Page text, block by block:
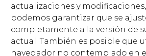
actualizaciones y
podemos garantizar que se
completamente a la versión de
actual. También es posible que
navegador no contemplado en